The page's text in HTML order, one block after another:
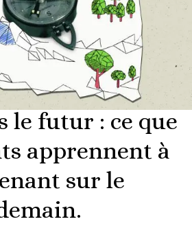
le futur : ce que
apprennent à
sur le